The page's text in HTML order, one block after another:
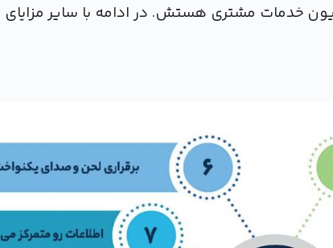
خدمات مشتری هستش. در ادامه با سایر